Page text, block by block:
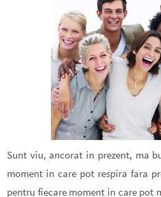
Sunt viu, ancorat in prezent, ma
moment in care pot respira fara
pentru fiecare moment in care pot